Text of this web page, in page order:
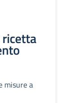
misure a